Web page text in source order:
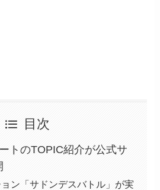
目次
トのTOPIC紹介が公式サ
ン「サドンデスバトル」が実